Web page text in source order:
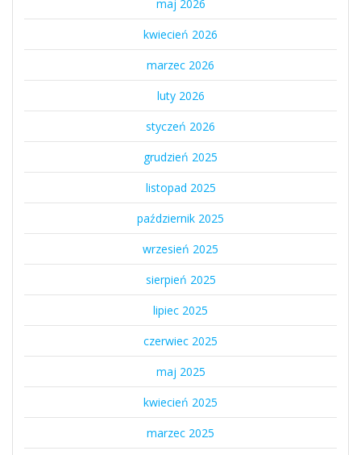
maj 2026
kwiecień 2026
marzec 2026
luty 2026
styczeń 2026
grudzień 2025
listopad 2025
październik 2025
wrzesień 2025
sierpień 2025
lipiec 2025
czerwiec 2025
maj 2025
kwiecień 2025
marzec 2025